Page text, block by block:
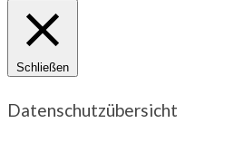
Schließen
Datenschutzübersicht